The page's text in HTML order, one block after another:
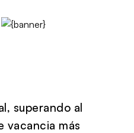
superando al
vacancia más